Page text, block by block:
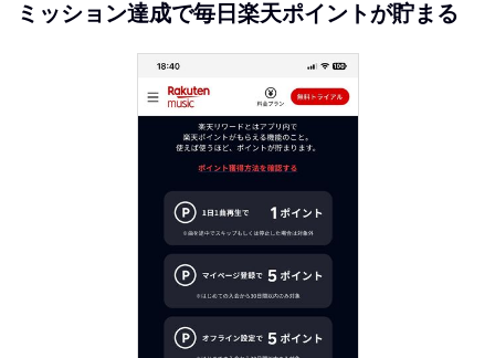
ミッション達成で毎日楽天ポイントが貯まる